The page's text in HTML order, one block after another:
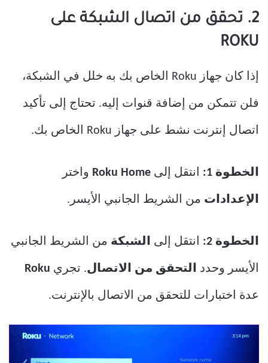
2. تحقق من اتصال الشبكة على
ROKU
إذا كان جهاز Roku الخاص بك به خلل في الشبكة،
فلن تتمكن من إضافة قنوات إليه. تحتاج إلى تأكيد
اتصال إنترنت نشط على جهاز Roku الخاص بك.
الخطوة 1: انتقل إلى Roku Home واختر
الإعدادات من الشريط الجانبي الأيسر.
الخطوة 2: انتقل إلى الشبكة من الشريط الجانبي
الأيسر وحدد التحقق من الاتصال. تجري Roku
عدة اختبارات للتحقق من الاتصال بالإنترنت.